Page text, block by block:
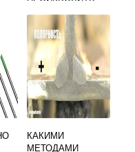
ТЕХНОЛОГИЧЕСК
ИХ
ТРУБОПРОВОДОВ
ПОД СВАРКУ
КАКИМИ
МЕТОДАМИ